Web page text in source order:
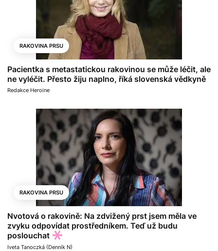
RAKOVINA PRSU
Pacientka s metastatickou rakovinou se může léčit, ale
ne vyléčit. Přesto žiju naplno, říká slovenská vědkyně
Redakce Heroine
RAKOVINA PRSU
Nvotová o rakovině: Na zdvižený prst jsem měla ve
zvyku odpovídat prostředníkem. Teď už budu
poslouchat
Iveta Tanoczká (Denník N)